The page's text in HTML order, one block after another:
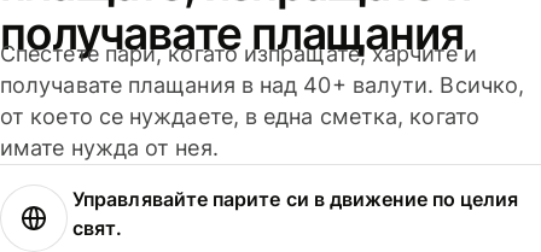
получавате плащания
Спестете пари, когато изпращате, харчите и
получавате плащания в над 40+ валути. Всичко,
от което се нуждаете, в една сметка, когато
имате нужда от нея.
Управлявайте парите си в движение по целия
свят.